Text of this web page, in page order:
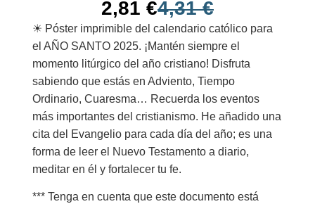
4,31€
2,81 €
☀︎ Póster imprimible del calendario católico para
el AÑO SANTO 2025. ¡Mantén siempre el
momento litúrgico del año cristiano! Disfruta
sabiendo que estás en Adviento, Tiempo
Ordinario, Cuaresma… Recuerda los eventos
más importantes del cristianismo. He añadido una
cita del Evangelio para cada día del año; es una
forma de leer el Nuevo Testamento a diario,
meditar en él y fortalecer tu fe.
*** Tenga en cuenta que este documento está